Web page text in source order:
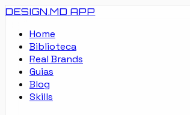
DESIGN.MD APP
Home
Biblioteca
Real Brands
Guias
Blog
Skills